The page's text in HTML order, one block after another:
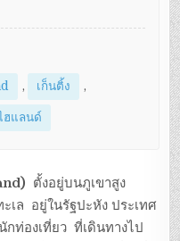
, เก็นติ้ง ,
ฮแลนด์
ตั้งอยู่บนภูเขาสูง
เล อยู่ในรัฐปะหัง ประเทศ
ท่องเที่ยว ที่เดินทางไป